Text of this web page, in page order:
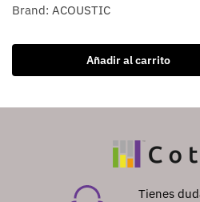
Brand: ACOUSTIC
Añadir al carrito
Tienes